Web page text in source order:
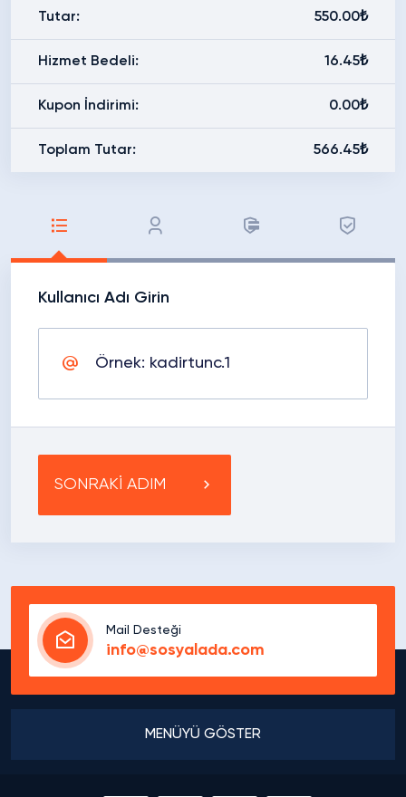
Tutar: 550.00₺
Hizmet Bedeli: 16.45₺
Kupon İndirimi: 0.00₺
Toplam Tutar: 566.45₺
Kullanıcı Adı Girin
SONRAKİ ADIM
Mail Desteği
info@sosyalada.com
MENÜYÜ GÖSTER